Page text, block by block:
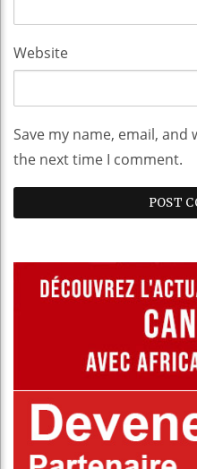
Website
Save my name, email,
the next time I comment.